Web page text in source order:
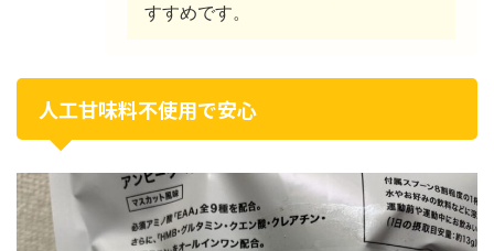
すすめです。
人工甘味料不使用で安心